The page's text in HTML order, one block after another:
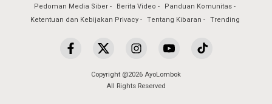
Pedoman Media Siber Berita Video
Panduan Komunitas
Ketentuan dan Kebijakan Privacy
Tentang Kibaran Trending
Copyright @2026 AyoLombok
All Rights Reserved